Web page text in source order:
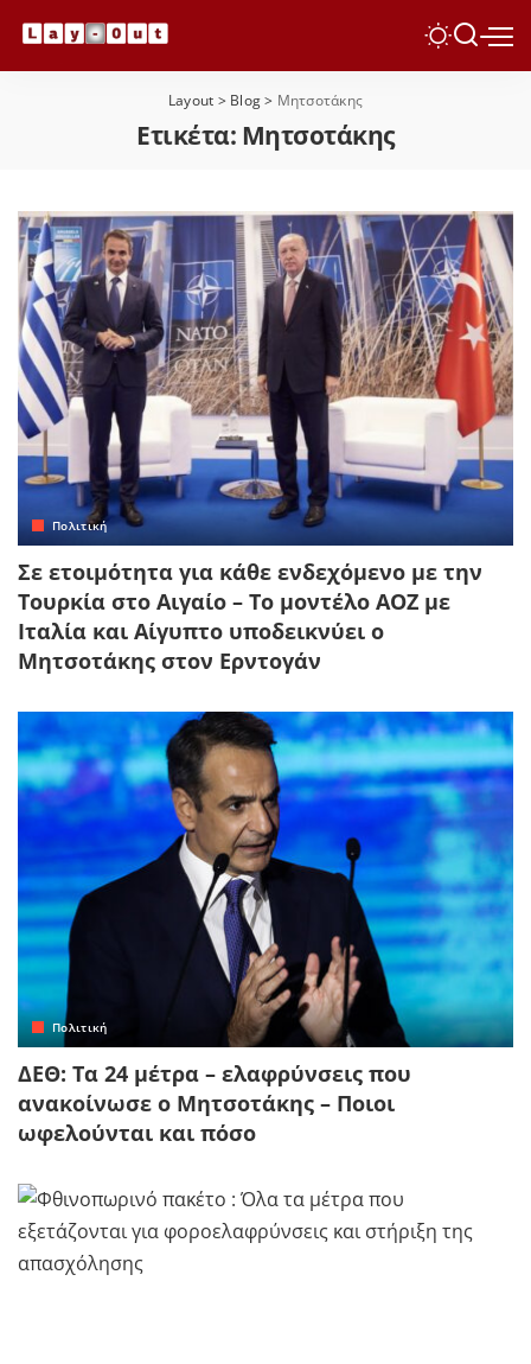
Layout > Blog> Μητσοτάκης
Ετικέτα: Μητσοτάκης
Πολιτική
Σε ετοιμότητα για κάθε ενδεχόμενο με την
Τουρκία στο Αιγαίο – Το μοντέλο ΑΟΖ με
Ιταλία και Αίγυπτο υποδεικνύει ο
Μητσοτάκης στον Ερντογάν
Πολιτική
ΔΕΘ: Τα 24 μέτρα – ελαφρύνσεις που
ανακοίνωσε ο Μητσοτάκης – Ποιοι
ωφελούνται και πόσο